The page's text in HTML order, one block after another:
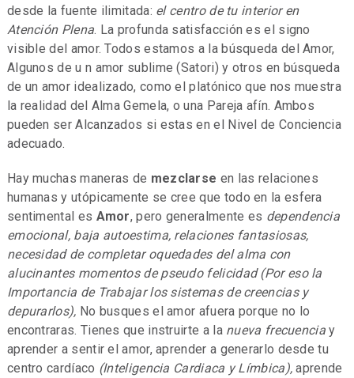
desde la fuente ilimitada: el centro de tu interior en
Atención Plena. La profunda satisfacción es el signo
visible del amor. Todos estamos a la búsqueda del Amor,
Algunos de u n amor sublime (Satori) y otros en búsqueda
de un amor idealizado, como el platónico que nos muestra
la realidad del Alma Gemela, o una Pareja afín. Ambos
pueden ser Alcanzados si estas en el Nivel de Conciencia
adecuado.
Hay muchas maneras de mezclarse en las relaciones
humanas y utópicamente se cree que todo en la esfera
sentimental es Amor, pero generalmente es dependencia
emocional, baja autoestima, relaciones fantasiosas,
necesidad de completar oquedades del alma con
alucinantes momentos de pseudo felicidad (Por eso la
Importancia de Trabajar los sistemas de creencias y
depurarlos), No busques el amor afuera porque no lo
encontraras. Tienes que instruirte a la nueva frecuencia y
aprender a sentir el amor, aprender a generarlo desde tu
centro cardíaco (Inteligencia Cardiaca y Límbica), aprende